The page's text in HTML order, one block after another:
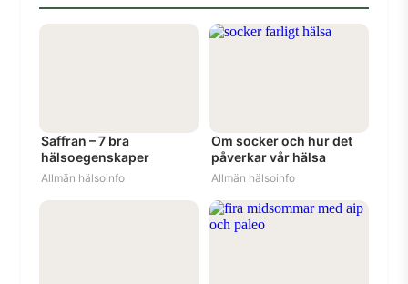
Saffran – 7 bra
hälsoegenskaper
Allmän hälsoinfo
Om socker och hur det
påverkar vår hälsa
Allmän hälsoinfo